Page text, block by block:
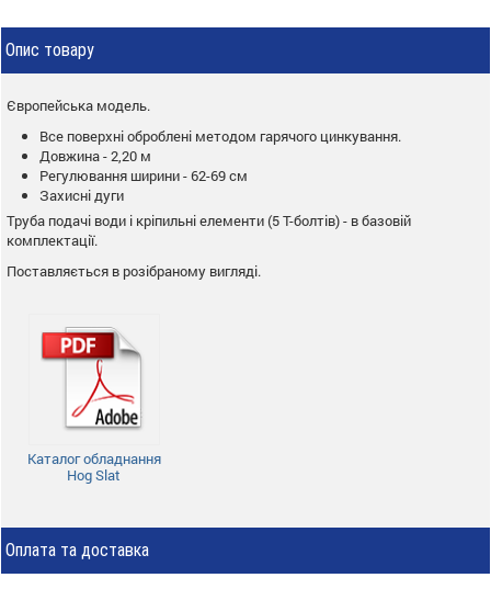
Опис товару
Європейська модель.
Все поверхні оброблені методом гарячого цинкування.
Довжина - 2,20 м
Регулювання ширини - 62-69 см
Захисні дуги
Труба подачі води і кріпильні елементи (5 Т-болтів) - в базовій
комплектації.
Поставляється в розібраному вигляді.
Каталог обладнання
Hog Slat
Оплата та доставка